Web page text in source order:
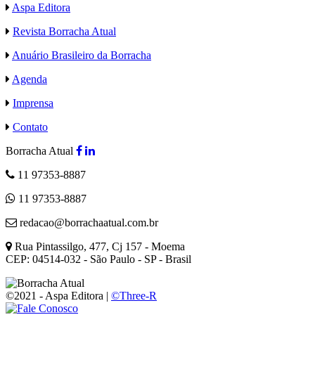
Aspa Editora
Revista Borracha Atual
Anuário Brasileiro da Borracha
Agenda
Imprensa
Contato
Borracha Atual
11 97353-8887
11 97353-8887
redacao@borrachaatual.com.br
Rua Pintassilgo, 477, Cj 157 - Moema
CEP: 04514-032 - São Paulo - SP - Brasil
©2021 - Aspa Editora | ©Three-R